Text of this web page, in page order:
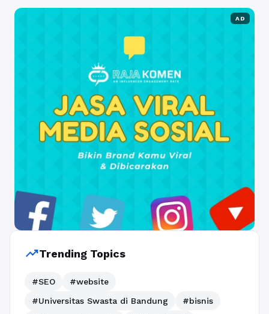
AD
trending_upTrending Topics
#SEO
#website
#Universitas Swasta di Bandung
#bisnis